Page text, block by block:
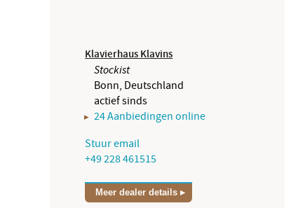
Klavierhaus Klavins
Stockist
Bonn, Deutschland
actief sinds
24 Aanbiedingen online
Stuur email
+49 228 461515
Meer dealer details